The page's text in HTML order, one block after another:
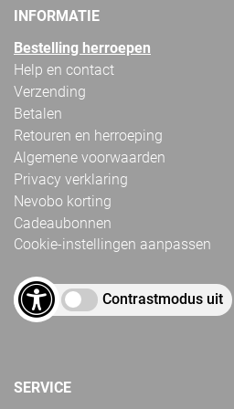
INFORMATIE
Bestelling herroepen
Help en contact
Verzending
Betalen
Retouren en herroeping
Algemene voorwaarden
Privacy verklaring
Nevobo korting
Cadeaubonnen
Cookie-instellingen aanpassen
Contrastmodus uit
SERVICE